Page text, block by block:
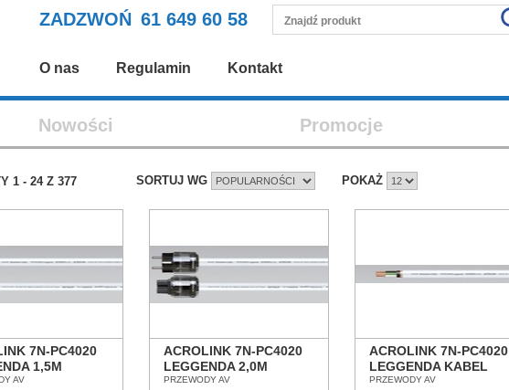
ZADZWOŃ 61 649 60 58
O nas Regulamin Kontakt
Nowości Promocje
1 - 24Z 377 SORTUJ WG POKAŻ
7N-PC4020
1,5M
AV
ACROLINK 7N-PC4020
LEGGENDA 2,0M
KABEL ZASILAJĄCY
PRZEWODY AV
ACROLINK 7N-PC4020
LEGGENDA KABEL
ZASILAJĄCY Z METRA
PRZEWODY AV